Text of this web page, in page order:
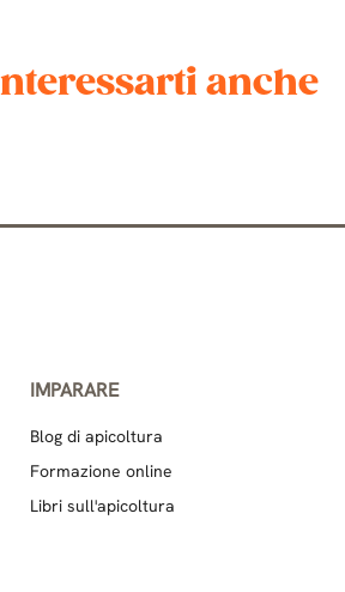
anche
IMPARARE
Blog di apicoltura
Formazione online
Libri sull'apicoltura